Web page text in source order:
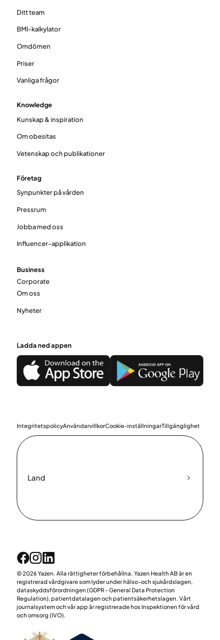
Ditt team
BMI-kalkylator
Omdömen
Priser
Vanliga frågor
Knowledge
Kunskap & inspiration
Om obesitas
Vetenskap och publikationer
Företag
Synpunkter på vården
Pressrum
Jobba med oss
Influencer-applikation
Business
Corporate
Om oss
Nyheter
Ladda ned appen
IntegritetspolicyAnvändarvillkorCookie-inställningarTillgänglighet
Land
© 2026 Yazen. Alla rättigheter förbehållna. Yazen Health AB är en
registrerad vårdgivare som lyder under hälso-och sjukårdslagen,
dataskyddsförordningen (GDPR - General Data Protection
Regulation), patientdatalagen och patientsäkerhetslagen. Vårt
journalsystem och vår app är registrerade hos Inspektionen för vård
och omsorg (IVO).